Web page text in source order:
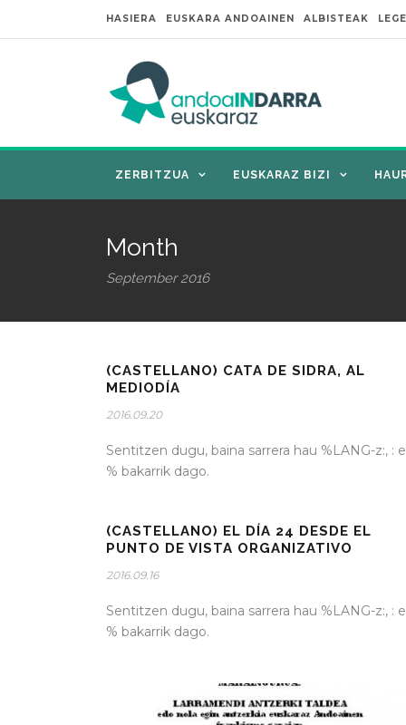
HASIERA EUSKARA ANDOAINEN ALBISTEAK
ZERBITZUA EUSKARAZ BIZI
Month
September 2016
(CASTELLANO) CATA DE SIDRA, AL
MEDIODÍA
2016.09.20
Sentitzen dugu, baina sarrera hau %LANG-z:, :
% bakarrik dago.
(CASTELLANO) EL DÍA 24 DESDE EL
PUNTO DE VISTA ORGANIZATIVO
2016.09.16
Sentitzen dugu, baina sarrera hau %LANG-z:, :
% bakarrik dago.